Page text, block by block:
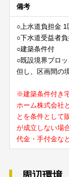
備考
○上水道負担金 1
○下水道受益者
○建築条件付
○既設境界ブロ
但し、区画間の
※建築条件付き
ホーム株式会社
とを条件として
が成立しない場
代金・手付金な